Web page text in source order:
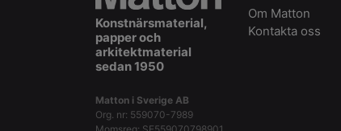
Konstnärsmaterial,
papper och
arkitektmaterial
sedan 1950
Matton i Sverige AB
Org. nr: 559070-7989
Om Matton
Kontakta oss